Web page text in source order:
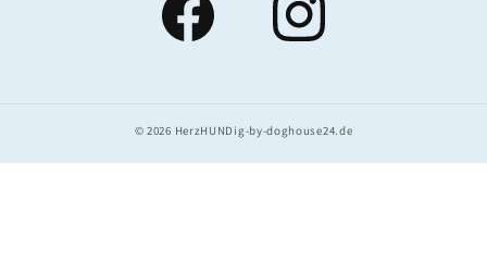
Facebook Instagram
© 2026 HerzHUNDig-by-doghouse24.de